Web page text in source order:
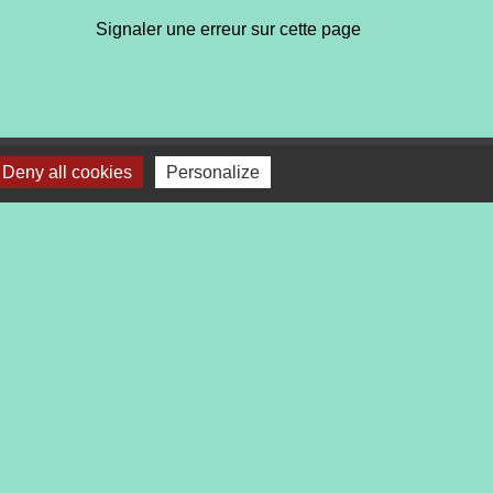
Signaler une erreur sur cette page
Deny all cookies Personalize